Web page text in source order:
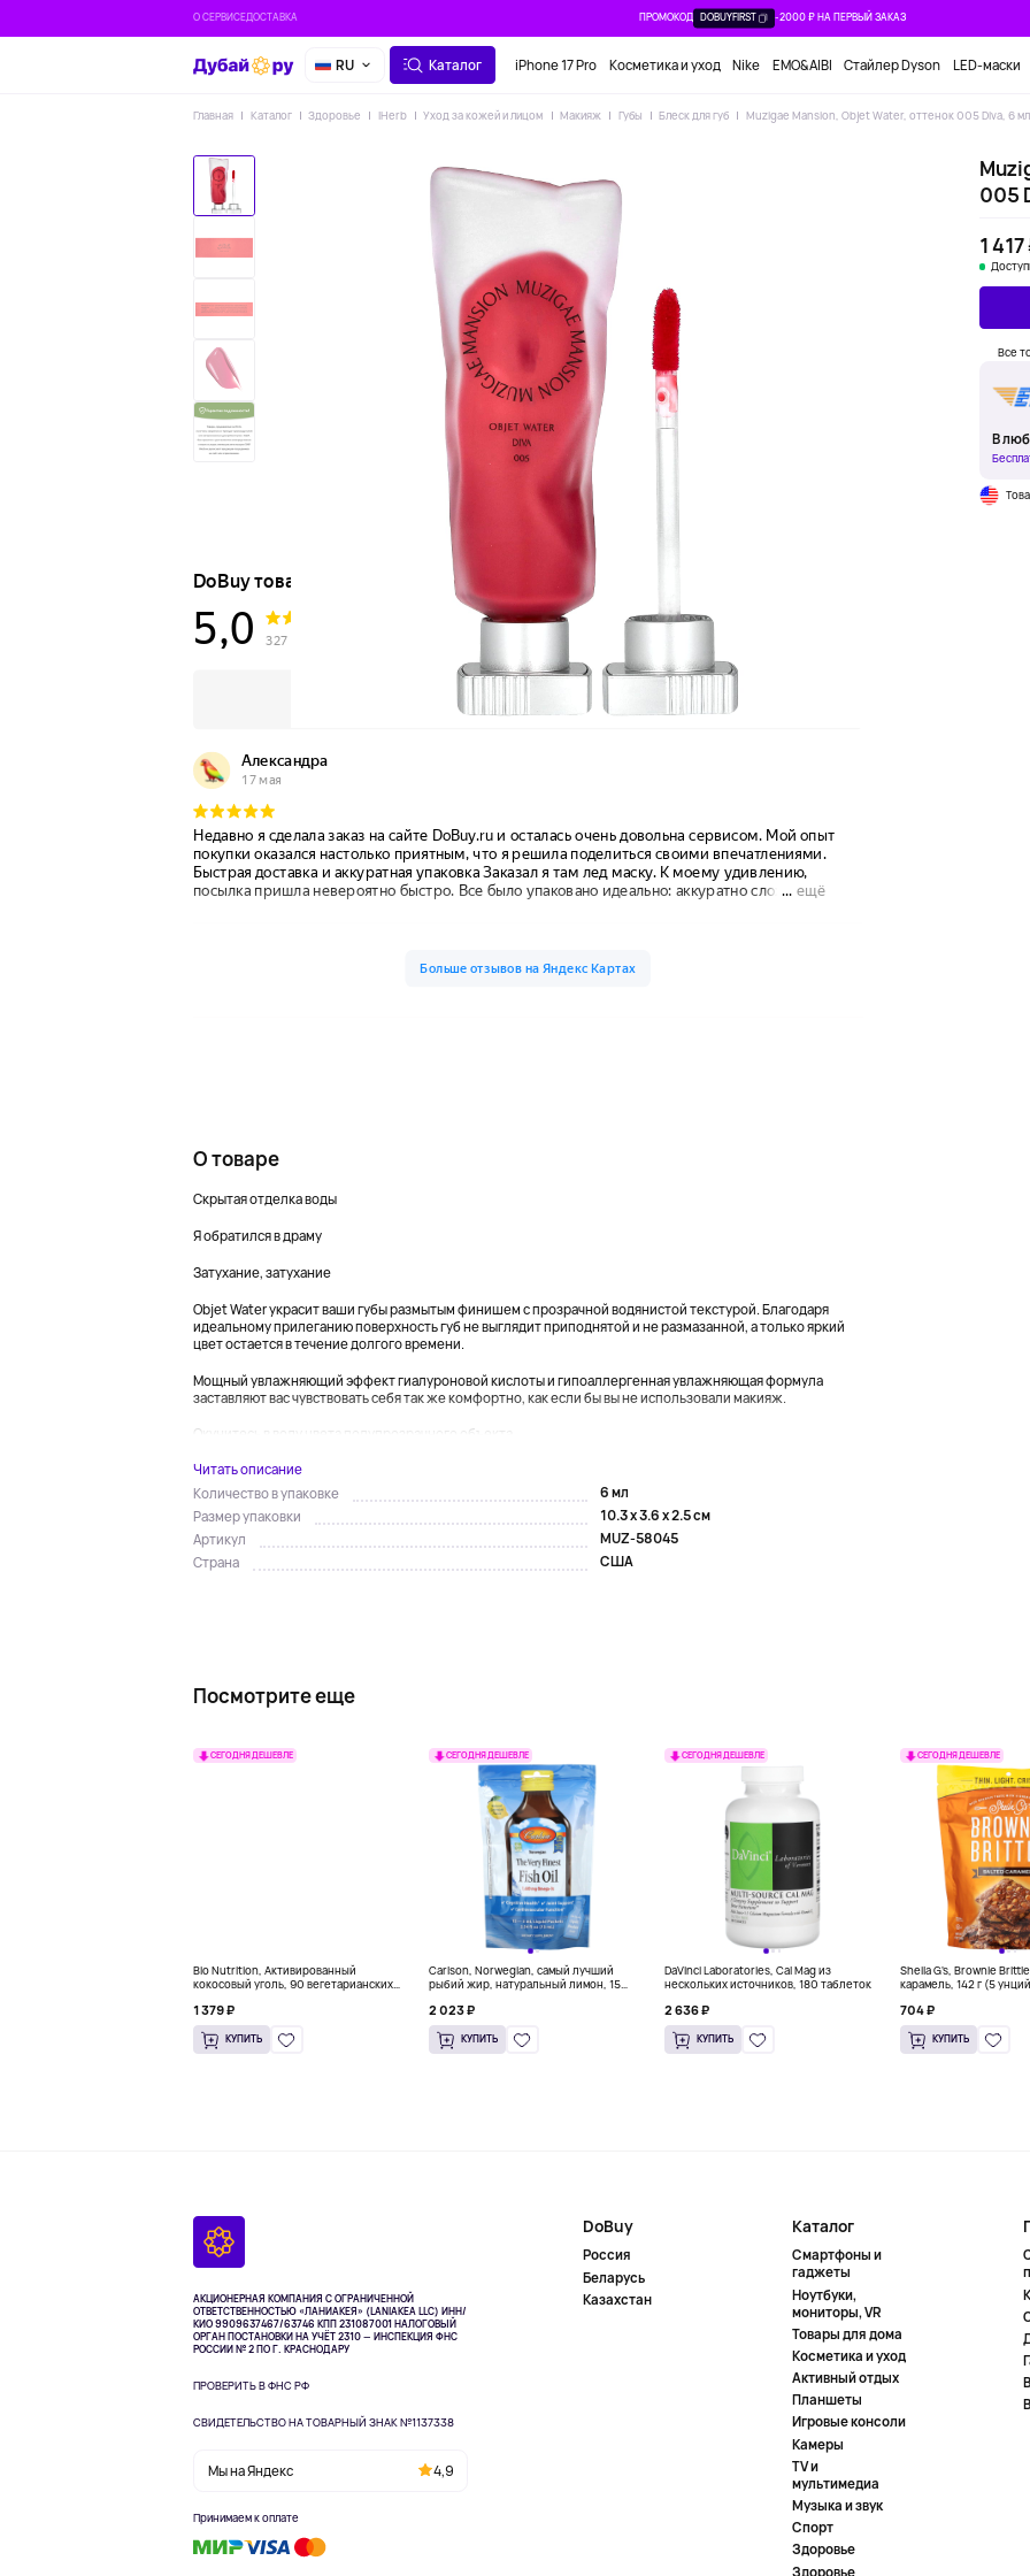
О СЕРВИСЕДОСТАВКА ПРОМОКОД DOBUYFIRST -2000 ₽ НА ПЕРВЫЙ ЗАКАЗ
RU Каталог iPhone 17 Pro Косметика и уход Nike EMO&AIBI Стайлер Dyson LED-маски
Главная Каталог Здоровье IHerb Уход за кожей и лицом Макияж Губы Блеск для губ Muzigae Mansion, Objet Water, оттенок 005 Diva, 6 мл
005
1 417
Все
В
О товаре
Скрытая отделка воды
Я обратился в драму
Затухание, затухание
Objet Water украсит ваши губы размытым финишем с прозрачной водянистой текстурой. Благодаря
идеальному прилеганию поверхность губ не выглядит приподнятой и не размазанной, а только яркий
цвет остается в течение долгого времени.
Мощный увлажняющий эффект гиалуроновой кислоты и гипоаллергенная увлажняющая формула
заставляют вас чувствовать себя так же комфортно, как если бы вы не использовали макияж.
Окунитесь в воду цвета полупрозрачного объекта,...
Читать описание
Количество в упаковке
6 мл
Размер упаковки
10.3 x 3.6 x 2.5 см
Артикул
MUZ-58045
Страна
США
Посмотрите еще
СЕГОДНЯ ДЕШЕВЛЕ
Bio Nutrition, Активированный
кокосовый уголь, 90 вегетарианских
1 379 ₽
КУПИТЬ
СЕГОДНЯ ДЕШЕВЛЕ
Carlson, Norwegian, самый лучший
рыбий жир, натуральный лимон, 15
2 023 ₽
КУПИТЬ
СЕГОДНЯ ДЕШЕВЛЕ
DaVinci Laboratories, Cal Mag из
нескольких источников, 180 таблеток
2 636 ₽
КУПИТЬ
СЕГОДНЯ ДЕШЕВЛЕ
Sheila G's, Brownie
карамель, 142 г (5
704 ₽
КУПИТЬ
АКЦИОНЕРНАЯ КОМПАНИЯ С ОГРАНИЧЕННОЙ
ОТВЕТСТВЕННОСТЬЮ «ЛАНИАКЕЯ» (LANIAKEA LLC) ИНН/
КИО 9909637467/63746 КПП 231087001НАЛОГОВЫЙ
ОРГАН ПОСТАНОВКИ НА УЧЁТ 2310 — ИНСПЕКЦИЯ ФНС
РОССИИ № 2 ПО Г. КРАСНОДАРУ
ПРОВЕРИТЬ В ФНС РФ
СВИДЕТЕЛЬСТВО НА ТОВАРНЫЙ ЗНАК №1137338
Мы на Яндекс 4,9
Принимаем к оплате
DoBuy
Россия
Беларусь
Казахстан
Каталог
Смартфоны и
гаджеты
Ноутбуки,
мониторы, VR
Товары для дома
Косметика и уход
Активный отдых
Планшеты
Игровые консоли
Камеры
TV и
мультимедиа
Музыка и звук
Спорт
Здоровье
Здоровье